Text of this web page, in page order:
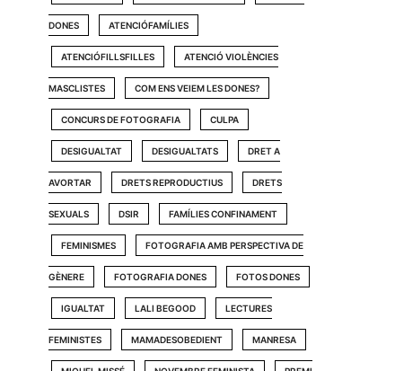
DONES ATENCIÓFAMÍLIES
ATENCIÓFILLSFILLES ATENCIÓ VIOLÈNCIES
MASCLISTES COM ENS VEIEM LES DONES?
CONCURS DE FOTOGRAFIA CULPA
DESIGUALTAT DESIGUALTATS DRET A
AVORTAR DRETS REPRODUCTIUS DRETS
SEXUALS DSIR FAMÍLIES CONFINAMENT
FEMINISMES FOTOGRAFIA AMB PERSPECTIVA DE
GÈNERE FOTOGRAFIA DONES FOTOS DONES
IGUALTAT LALI BEGOOD LECTURES
FEMINISTES MAMADESOBEDIENT MANRESA